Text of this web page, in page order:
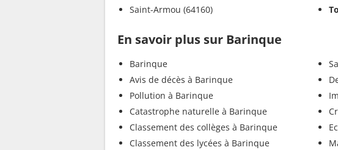
Saint-Armou (64160)
En savoir plus sur Barinque
Barinque
Avis de décès à Barinque
Pollution à Barinque
Catastrophe naturelle à Barinque
Classement des collèges à Barinque
Classement des lycées à Barinque